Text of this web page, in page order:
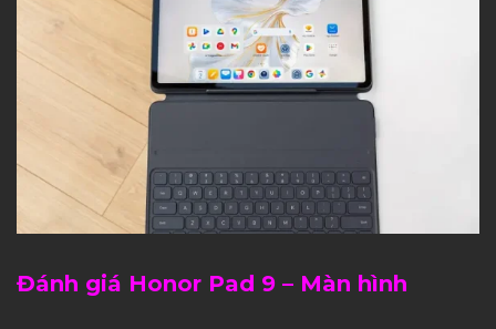
Đánh giá Honor Pad 9 – Màn hình